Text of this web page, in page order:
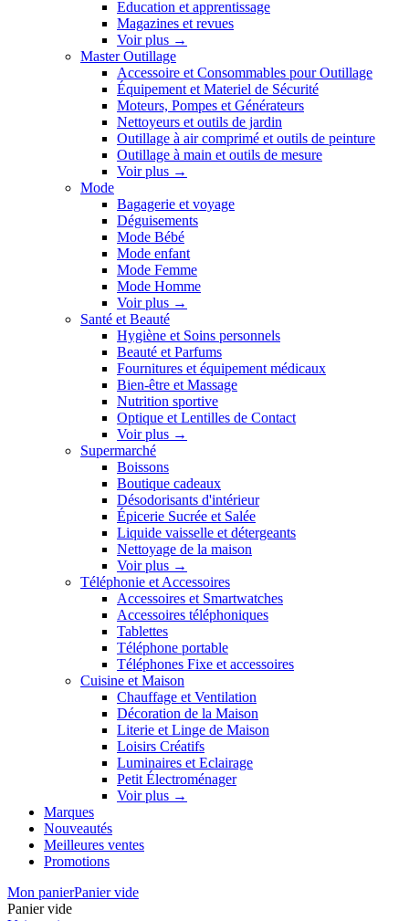
Education et apprentissage
Magazines et revues
Voir plus →
Master Outillage
Accessoire et Consommables pour Outillage
Équipement et Materiel de Sécurité
Moteurs, Pompes et Générateurs
Nettoyeurs et outils de jardin
Outillage à air comprimé et outils de peinture
Outillage à main et outils de mesure
Voir plus →
Mode
Bagagerie et voyage
Déguisements
Mode Bébé
Mode enfant
Mode Femme
Mode Homme
Voir plus →
Santé et Beauté
Hygiène et Soins personnels
Beauté et Parfums
Fournitures et équipement médicaux
Bien-être et Massage
Nutrition sportive
Optique et Lentilles de Contact
Voir plus →
Supermarché
Boissons
Boutique cadeaux
Désodorisants d'intérieur
Épicerie Sucrée et Salée
Liquide vaisselle et détergeants
Nettoyage de la maison
Voir plus →
Téléphonie et Accessoires
Accessoires et Smartwatches
Accessoires téléphoniques
Tablettes
Téléphone portable
Téléphones Fixe et accessoires
Cuisine et Maison
Chauffage et Ventilation
Décoration de la Maison
Literie et Linge de Maison
Loisirs Créatifs
Luminaires et Eclairage
Petit Électroménager
Voir plus →
Marques
Nouveautés
Meilleures ventes
Promotions
Mon panierPanier vide
Panier vide